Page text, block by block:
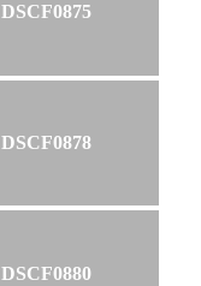
DSCF0875
DSCF0878
DSCF0880